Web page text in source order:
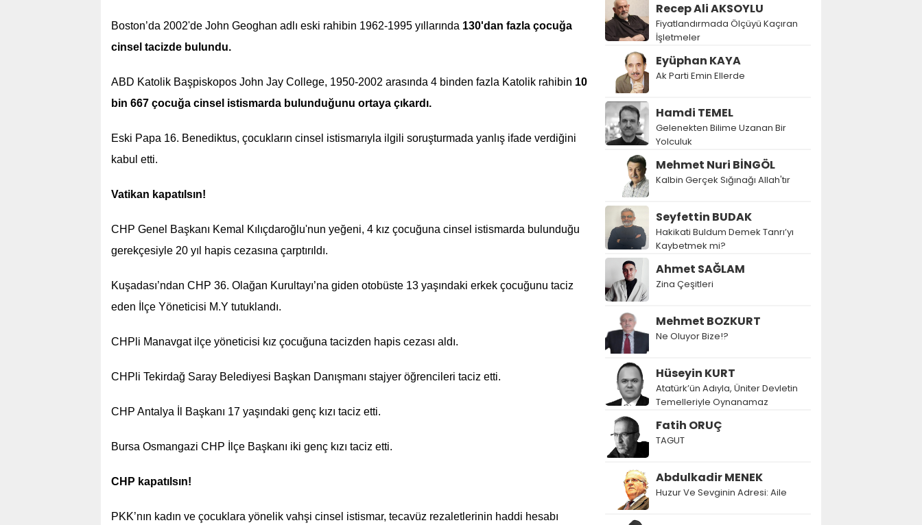
Boston’da 2002'de John Geoghan adlı eski rahibin 1962-1995 yıllarında 130'dan fazla çocuğa
cinsel tacizde bulundu.
ABD Katolik Başpiskopos John Jay College, 1950-2002 arasında 4 binden fazla Katolik rahibin 10
bin 667 çocuğa cinsel istismarda bulunduğunu ortaya çıkardı.
Eski Papa 16. Benediktus, çocukların cinsel istismarıyla ilgili soruşturmada yanlış ifade verdiğini
kabul etti.
Vatikan kapatılsın!
CHP Genel Başkanı Kemal Kılıçdaroğlu'nun yeğeni, 4 kız çocuğuna cinsel istismarda bulunduğu
gerekçesiyle 20 yıl hapis cezasına çarptırıldı.
Kuşadası’ndan CHP 36. Olağan Kurultayı’na giden otobüste 13 yaşındaki erkek çocuğunu taciz
eden İlçe Yöneticisi M.Y tutuklandı.
CHPli Manavgat ilçe yöneticisi kız çocuğuna tacizden hapis cezası aldı.
CHPli Tekirdağ Saray Belediyesi Başkan Danışmanı stajyer öğrencileri taciz etti.
CHP Antalya İl Başkanı 17 yaşındaki genç kızı taciz etti.
Bursa Osmangazi CHP İlçe Başkanı iki genç kızı taciz etti.
CHP kapatılsın!
PKK’nın kadın ve çocuklara yönelik vahşi cinsel istismar, tecavüz rezaletlerinin haddi hesabı
Recep Ali AKSOYLU
Fiyatlandırmada Ölçüyü Kaçıran
İşletmeler
Eyüphan KAYA
Ak Parti Emin Ellerde
Hamdi TEMEL
Gelenekten Bilime Uzanan Bir
Yolculuk
Mehmet Nuri BİNGÖL
Kalbin Gerçek Sığınağı Allah'tır
Seyfettin BUDAK
Hakikati Buldum Demek Tanrı’yı
Kaybetmek mi?
Ahmet SAĞLAM
Zina Çeşitleri
Mehmet BOZKURT
Ne Oluyor Bize!?
Hüseyin KURT
Atatürk’ün Adıyla, Üniter Devletin
Temelleriyle Oynanamaz
Fatih ORUÇ
TAGUT
Abdulkadir MENEK
Huzur Ve Sevginin Adresi: Aile